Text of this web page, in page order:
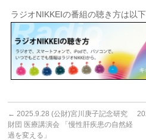
ラジオNIKKEIの番組の聴き方は以
← 2025.9.28 (公財)宮川庚子記念研究
財団 医療講演会 「慢性肝疾患の自然経
過を変える」